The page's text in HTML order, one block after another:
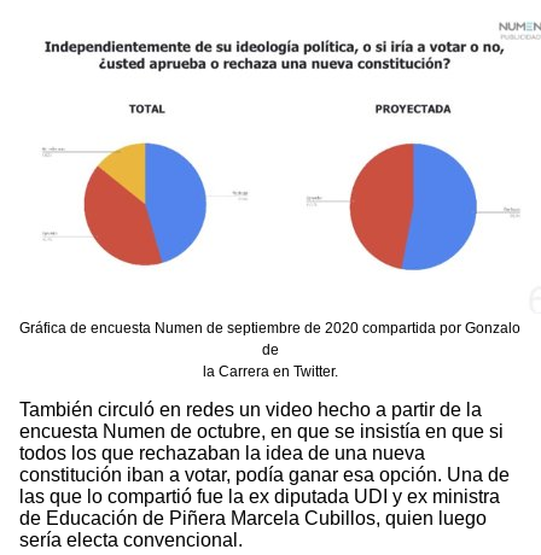
Gráfica de encuesta Numen de septiembre de 2020 compartida por Gonzalo
de
la Carrera en Twitter.
También circuló en redes un video hecho a partir de la
encuesta Numen de octubre, en que se insistía en que si
todos los que rechazaban la idea de una nueva
constitución iban a votar, podía ganar esa opción. Una de
las que lo compartió fue la ex diputada UDI y ex ministra
de Educación de Piñera Marcela Cubillos, quien luego
sería electa convencional.